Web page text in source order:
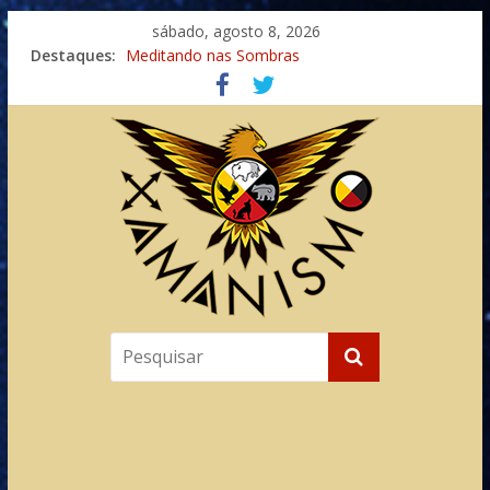
sábado, agosto 8, 2026
Destaques: Meditando nas Sombras
Autosuficiência: A Jornada do Espírito Ancestral
Xamanismo Universal
Totens – Caminho Espiritual – Crescimento
Imaginação na Cura